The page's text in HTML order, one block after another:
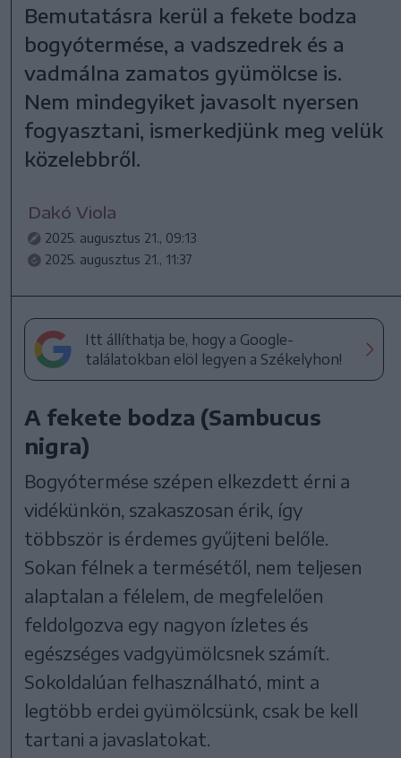
Bemutatásra kerül a fekete bodza
bogyótermése, a vadszedrek és a
vadmálna zamatos gyümölcse is.
Nem mindegyiket javasolt nyersen
fogyasztani, ismerkedjünk meg velük
közelebbről.
Dakó Viola
2025. augusztus 21., 09:13
2025. augusztus 21., 11:37
Itt állíthatja be, hogy a Google-
találatokban elöl legyen a Székelyhon!
A fekete bodza (Sambucus
nigra)
Bogyótermése szépen elkezdett érni a
vidékünkön, szakaszosan érik, így
többször is érdemes gyűjteni belőle.
Sokan félnek a termésétől, nem teljesen
alaptalan a félelem, de megfelelően
feldolgozva egy nagyon ízletes és
egészséges vadgyümölcsnek számít.
Sokoldalúan felhasználható, mint a
legtöbb erdei gyümölcsünk, csak be kell
tartani a javaslatokat.